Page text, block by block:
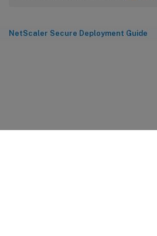
NetScaler Secure Deployment Guide